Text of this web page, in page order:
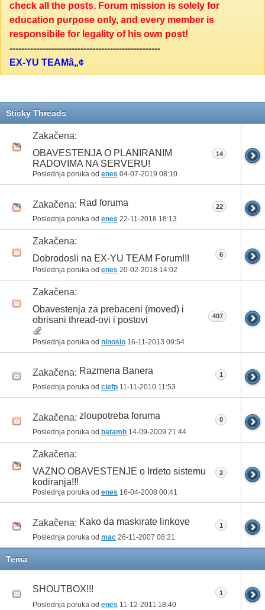
check all the posts. Forum mission is solely for
education purpose only, and every member is
responsibile for legality of his own post!
---------------------------------------------------
EX-YU TEAMâ„¢
Sticky Threads
Zakačena:
OBAVESTENJA O PLANIRANIM
RADOVIMA NA SERVERU!
Poslednja poruka od enes 04-07-2019 08:10
14
Zakačena: Rad foruma
Poslednja poruka od enes 22-11-2018 18:13
22
Zakačena:
Dobrodosli na EX-YU TEAM Forum!!!
Poslednja poruka od enes 20-02-2018 14:02
6
Zakačena:
Obavestenja za prebaceni (moved) i
obrisani thread-ovi i postovi
Poslednja poruka od ninosio 16-11-2013 09:54
407
Zakačena: Razmena Banera
Poslednja poruka od ciefp 11-11-2010 11:53
1
Zakačena: zloupotreba foruma
Poslednja poruka od batamb 14-09-2009 21:44
0
Zakačena:
VAZNO OBAVESTENJE o Irdeto sistemu
kodiranja!!!
Poslednja poruka od enes 16-04-2008 00:41
2
Zakačena: Kako da maskirate linkove
Poslednja poruka od mac 26-11-2007 08:21
1
Tema
SHOUTBOX!!!
Poslednja poruka od enes 11-12-2011 18:40
1